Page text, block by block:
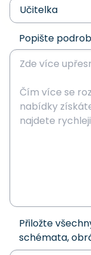
Popište
Přiložte
schémata,